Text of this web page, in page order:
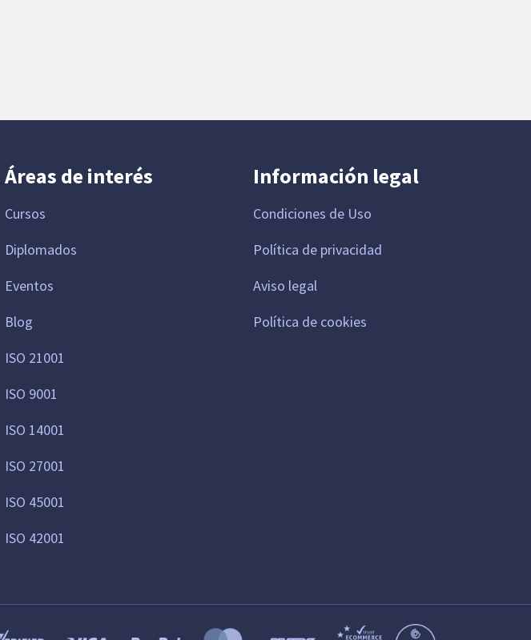
Áreas de interés
Cursos
Diplomados
Eventos
Blog
ISO 21001
ISO 9001
ISO 14001
ISO 27001
ISO 45001
ISO 42001
Información legal
Condiciones de Uso
Política de privacidad
Aviso legal
Política de cookies